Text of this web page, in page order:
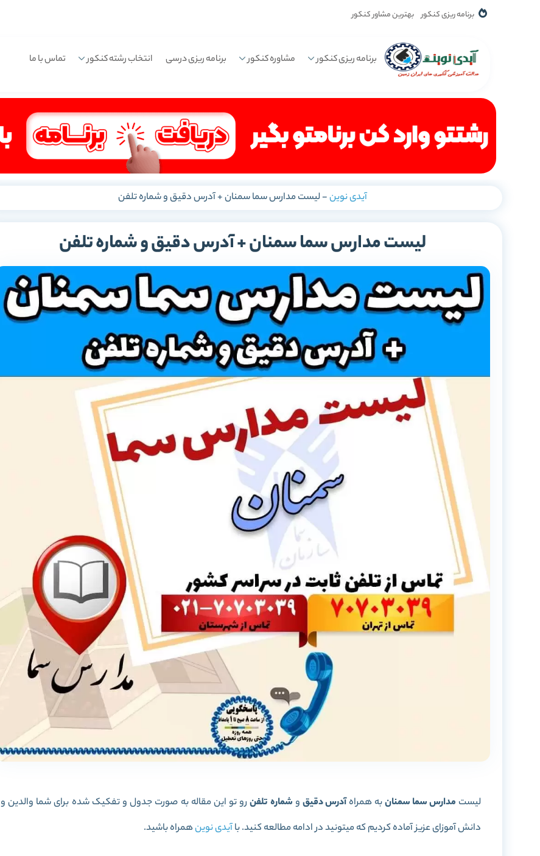
برنامه ریزی کنکور بهترین مشاور کنکور
برنامه ریزی کنکور مشاوره کنکور برنامه ریزی درسی انتخاب رشته کنکور تماس با ما
آیدی نوین-لیست مدارس سما سمنان + آدرس دقیق و شماره تلفن
لیست مدارس سما سمنان + آدرس دقیق و شماره تلفن
لیست مدارس سما سمنانبه همراهآدرس دقیق و شماره تلفنرو تو این مقاله به صورت جدول و تفکیک شده برای شما والدین و
دانش آموزای عزیز آماده کردیم که میتونید در ادامه مطالعه کنید. باآیدی نوینهمراه باشید.